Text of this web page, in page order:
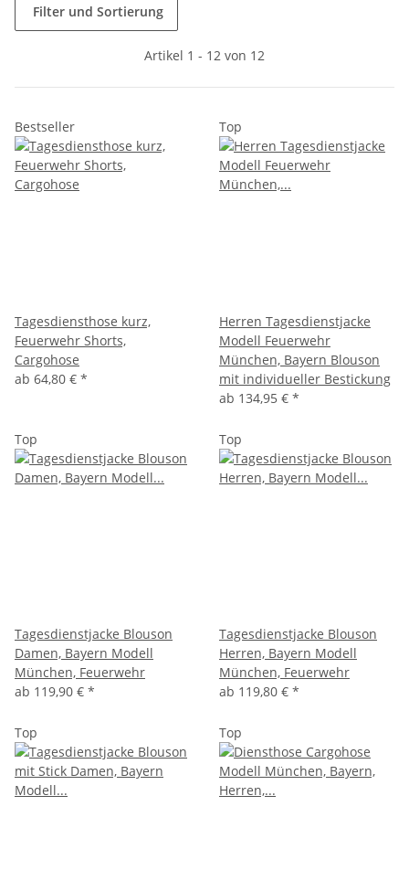
Filter und Sortierung
Artikel 1 - 12 von 12
Bestseller
Tagesdiensthose kurz,
Feuerwehr Shorts,
Cargohose
ab 64,80 € *
Top
Herren Tagesdienstjacke
Modell Feuerwehr
München, Bayern Blouson
mit individueller Bestickung
ab 134,95 € *
Top
Tagesdienstjacke Blouson
Damen, Bayern Modell
München, Feuerwehr
ab 119,90 € *
Top
Tagesdienstjacke Blouson
Herren, Bayern Modell
München, Feuerwehr
ab 119,80 € *
Top Top